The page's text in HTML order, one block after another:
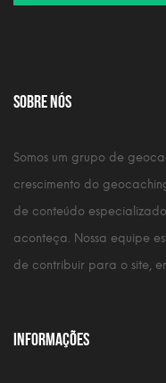
Sobre nós
Somos um grupo de
crescimento do
de conteúdo
aconteça. Nossa equipe
de contribuir para o site,
Informações